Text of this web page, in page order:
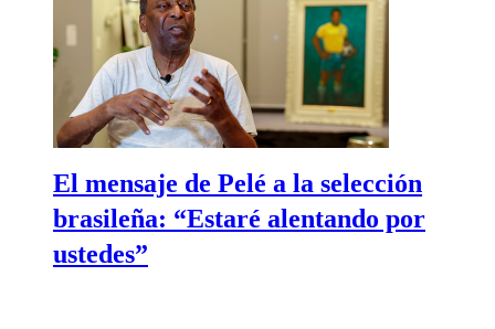
El mensaje de Pelé a la selección
brasileña: “Estaré alentando por
ustedes”